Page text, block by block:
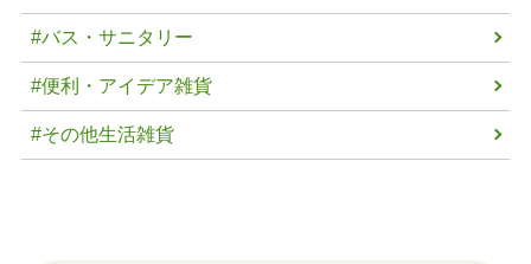
#バス・サニタリー
#便利・アイデア雑貨
#その他生活雑貨